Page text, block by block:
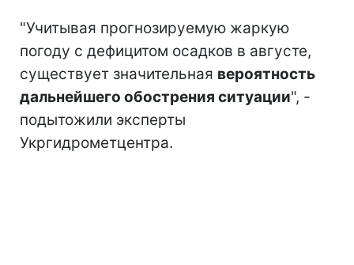
"Учитывая прогнозируемую жаркую
погоду с дефицитом осадков в августе,
существует значительная вероятность
дальнейшего обострения ситуации", -
подытожили эксперты
Укргидрометцентра.